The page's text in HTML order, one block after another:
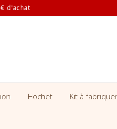
d'achat
Hochet Kit à